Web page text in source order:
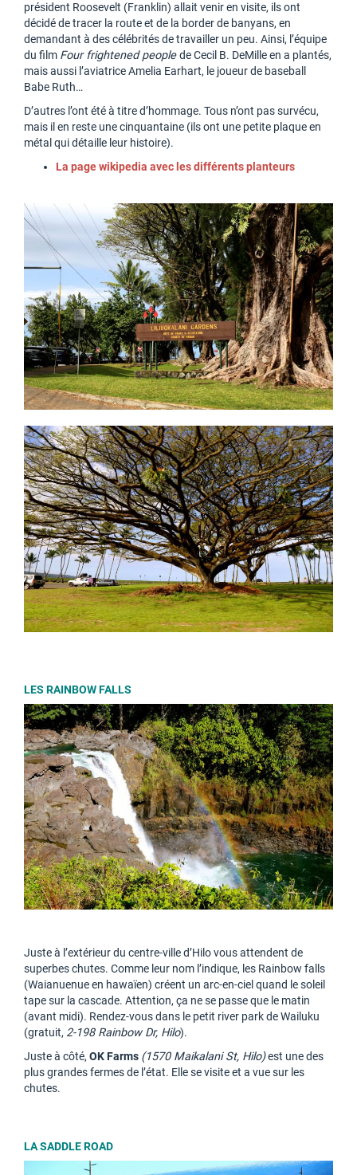
président Roosevelt (Franklin) allait venir en visite, ils ont
décidé de tracer la route et de la border de banyans, en
demandant à des célébrités de travailler un peu. Ainsi, l’équipe
du film Four frightened peoplede Cecil B. DeMille en a plantés,
mais aussi l’aviatrice Amelia Earhart, le joueur de baseball
Babe Ruth…
D’autres l’ont été à titre d’hommage. Tous n’ont pas survécu,
mais il en reste une cinquantaine (ils ont une petite plaque en
métal qui détaille leur histoire).
La page wikipedia avec les différents planteurs
LES RAINBOW FALLS
Juste à l’extérieur du centre-ville d’Hilo vous attendent de
superbes chutes. Comme leur nom l’indique, les Rainbow falls
(Waianuenue en hawaïen) créent un arc-en-ciel quand le soleil
tape sur la cascade. Attention, ça ne se passe que le matin
(avant midi). Rendez-vous dans le petit river park de Wailuku
(gratuit, 2-198 Rainbow Dr, Hilo).
Juste à côté, OK Farms (1570 Maikalani St, Hilo)est une des
plus grandes fermes de l’état. Elle se visite et a vue sur les
chutes.
LA SADDLE ROAD